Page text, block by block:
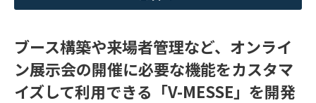
ブース構築や来場者管理など、オンライ
ン展示会の開催に必要な機能をカスタマ
イズして利用できる「V-MESSE」を開発